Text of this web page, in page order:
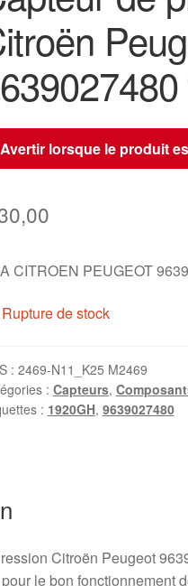
Avertir lorsque le produit
CITROEN PEUGEOT
Rupture de stock
: 2469-N11_K25 M2469
: Capteurs,
: 1920GH, 9639027480
Citroën Peugeot
le bon fonctionnement